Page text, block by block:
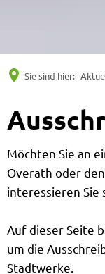
Sie sind hier:
Möchten Sie an
Overath oder
interessieren
Auf dieser Seite
um die
Stadtwerke.